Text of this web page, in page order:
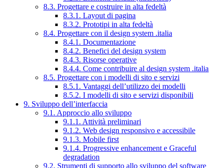
8.3. Progettare e costruire in alta fedeltà
8.3.1. Layout di pagina
8.3.2. Prototipi in alta fedeltà
8.4. Progettare con il design system .italia
8.4.1. Documentazione
8.4.2. Benefici del design system
8.4.3. Risorse operative
8.4.4. Come contribuire al design system .italia
8.5. Progettare con i modelli di sito e servizi
8.5.1. Vantaggi dell’utilizzo dei modelli
8.5.2. I modelli di sito e servizi disponibili
9. Sviluppo dell’interfaccia
9.1. Approccio allo sviluppo
9.1.1. Attività preliminari
9.1.2. Web design responsivo e accessibile
9.1.3. Mobile first
9.1.4. Progressive enhancement e Graceful
degradation
9.2. Strumenti di supporto allo sviluppo del software